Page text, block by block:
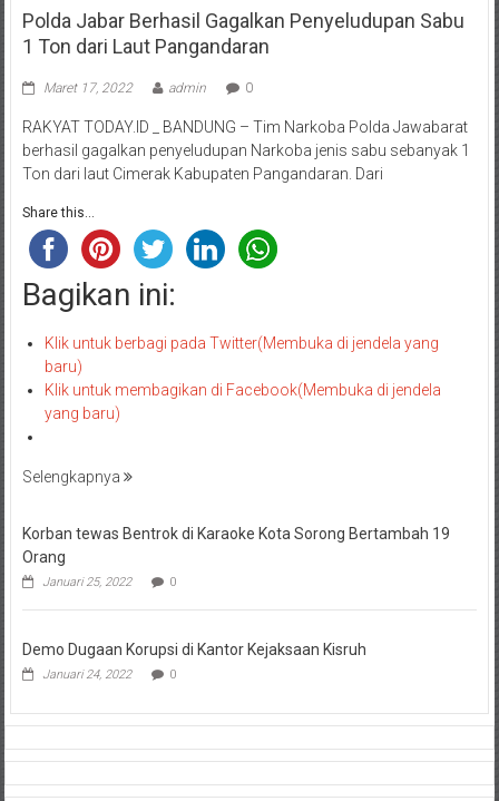
Polda Jabar Berhasil Gagalkan Penyeludupan Sabu
1 Ton dari Laut Pangandaran
Maret 17, 2022 admin 0
RAKYAT TODAY.ID _ BANDUNG – Tim Narkoba Polda Jawabarat
berhasil gagalkan penyeludupan Narkoba jenis sabu sebanyak 1
Ton dari laut Cimerak Kabupaten Pangandaran. Dari
Share this...
Bagikan ini:
Klik untuk berbagi pada Twitter(Membuka di jendela yang
baru)
Klik untuk membagikan di Facebook(Membuka di jendela
yang baru)
Selengkapnya
Korban tewas Bentrok di Karaoke Kota Sorong Bertambah 19
Orang
Januari 25, 2022 0
Demo Dugaan Korupsi di Kantor Kejaksaan Kisruh
Januari 24, 2022 0